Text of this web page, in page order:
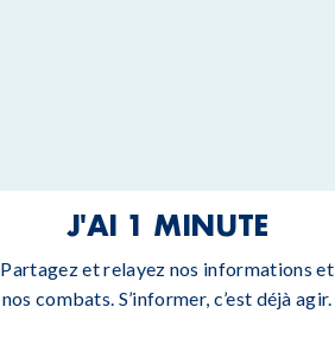
J'AI 1 MINUTE
Partagez et relayez nos informations et
nos combats. S’informer, c’est déjà agir.